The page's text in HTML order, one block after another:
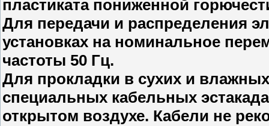
пластиката пониженной
Для передачи и распределения
установках на номинальное
частоты 50 Гц.
Для прокладки в сухих и
специальных кабельных
открытом воздухе. Кабели не